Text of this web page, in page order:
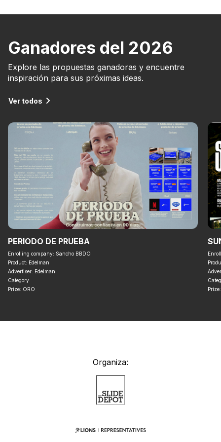
Ganadores del 2026
Explore las propuestas ganadoras y encuentre
inspiración para sus próximas ideas.
Ver todos
PERIODO DE PRUEBA
Enrolling company: Sancho BBDO
Product: Edelman
Advertiser: Edelman
Category:
Prize: ORO
Organiza: